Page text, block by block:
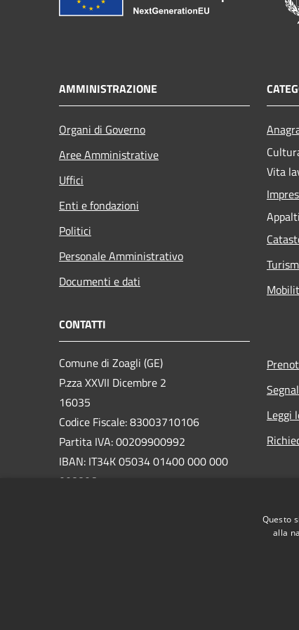
AMMINISTRAZIONE
Organi di Governo
Aree Amministrative
Uffici
Enti e fondazioni
Politici
Personale Amministrativo
Documenti e dati
Vita
CONTATTI
Comune di Zoagli (GE)
P.zza XXVII Dicembre 2
16035
Codice Fiscale: 83003710106
Partita IVA: 00209900992
IBAN: IT34K 05034 01400 000 000
008806
Leggi
Questo
alla